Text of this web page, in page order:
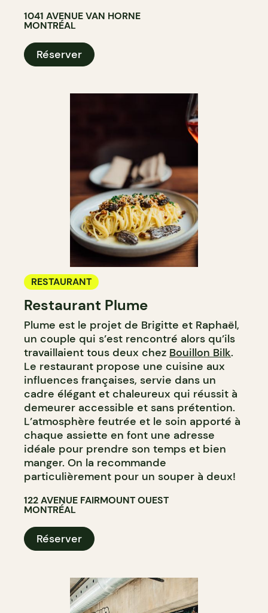
1041 AVENUE VAN HORNE
MONTRÉAL
Réserver
RESTAURANT
Restaurant Plume
Plume est le projet de Brigitte et Raphaël,
un couple qui s’est rencontré alors qu’ils
travaillaient tous deux chez Bouillon Bilk.
Le restaurant propose une cuisine aux
influences françaises, servie dans un
cadre élégant et chaleureux qui réussit à
demeurer accessible et sans prétention.
L’atmosphère feutrée et le soin apporté à
chaque assiette en font une adresse
idéale pour prendre son temps et bien
manger. On la recommande
particulièrement pour un souper à deux!
122 AVENUE FAIRMOUNT OUEST
MONTRÉAL
Réserver